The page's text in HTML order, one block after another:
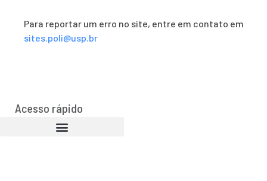
Para reportar um erro no site, entre em contato em
sites.poli@usp.br
Acesso rápido